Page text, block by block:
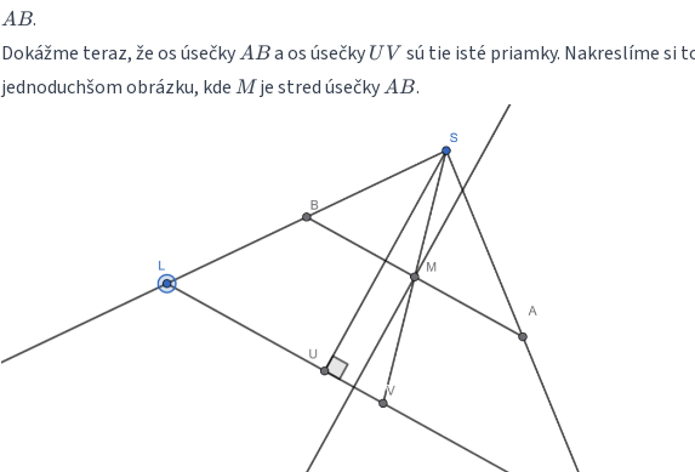
AB.
Dokážme teraz, že os úsečky AB
AB a os úsečky UV
U V sú tie isté priamky. Nakreslíme si
jednoduchšom obrázku, kde M
Mje stred úsečkyAB
AB.